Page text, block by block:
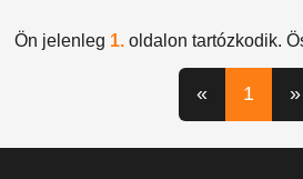
Ön jelenleg 1. oldalon tartózkodik.
« 1 »